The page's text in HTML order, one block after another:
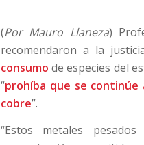
(Por Mauro Llaneza)
recomendaron a la
consumo de especies del
“prohíba que se continúe
cobre”.
“Estos metales